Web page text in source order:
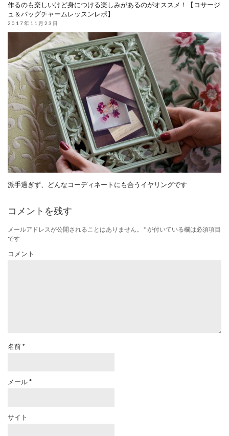
作るのも楽しいけど身につける楽しみがあるのがオススメ！【コサージ
ュ＆バッグチャームレッスンレポ】
2017年11月23日
派手過ぎず、どんなコーディネートにも合うイヤリングです
コメントを残す
メールアドレスが公開されることはありません。 *が付いている欄は必須項目
です
コメント
名前*
メール*
サイト